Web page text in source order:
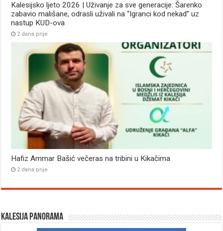
Kalesijsko ljeto 2026 | Uživanje za sve generacije: Šarenko
zabavio mališane, odrasli uživali na “Igranci kod nekad” uz
nastup KUD-ova
2 dana prije
Hafiz Ammar Bašić večeras na tribini u Kikačima
2 dana prije
Kalesija panorama